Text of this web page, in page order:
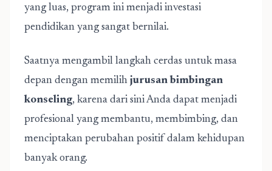
yang luas, program ini menjadi investasi
pendidikan yang sangat bernilai.
Saatnya mengambil langkah cerdas untuk masa
depan dengan memilih jurusan bimbingan
konseling, karena dari sini Anda dapat menjadi
profesional yang membantu, membimbing, dan
menciptakan perubahan positif dalam kehidupan
banyak orang.